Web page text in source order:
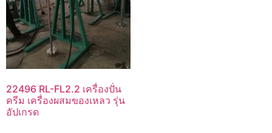
22496 RL-FL2.2 เครื่องปั่น
ครีม เครื่องผสมของเหลว รุ่น
อัปเกรด